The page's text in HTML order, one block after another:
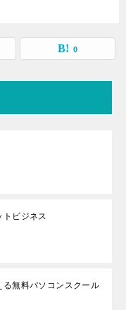
0
トビジネス
無料パソコンスクール